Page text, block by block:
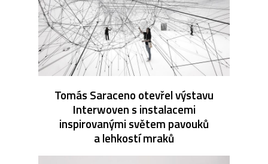
Tomás Saraceno otevřel výstavu
Interwoven s instalacemi
inspirovanými světem pavouků
a lehkostí mraků